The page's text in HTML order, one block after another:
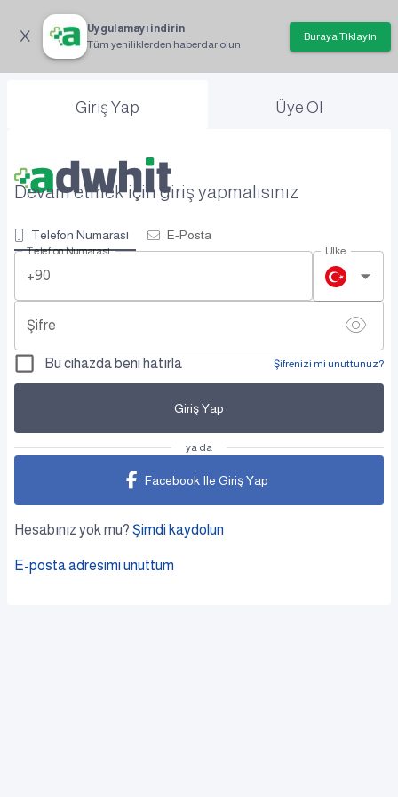
Uygulamayı indirin
Tüm yeniliklerden haberdar olun
Buraya Tıklayın
Giriş Yap Üye Ol
Devam etmek için giriş yapmalısınız
Telefon Numarası E-Posta
Telefon Numarası
+90
Ülke
Şifre
Bu cihazda beni hatırla Şifrenizi mi unuttunuz?
Giriş Yap
ya da
Facebook Ile Giriş Yap
Hesabınız yok mu? Şimdi kaydolun
E-posta adresimi unuttum